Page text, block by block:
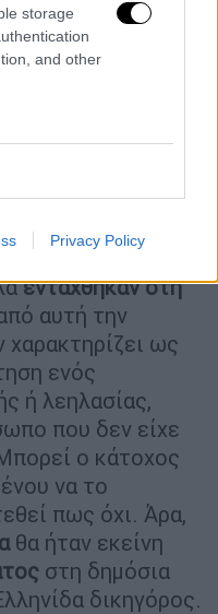
storage
and other
Privacy Policy
του
δωρεά πριν από
δικηγόρος,
επομένως,
θέτει το
σε
κλάπηκαν
εντάχθηκαν στη
αυτή την
χαρακτηρίζει ως
ενός
ή λεηλασίας,
που δεν είχε
ο κάτοχος
να το
πως όχι. Άρα,
θα ήταν εκείνη
στη δημόσια
δικηγόρος.